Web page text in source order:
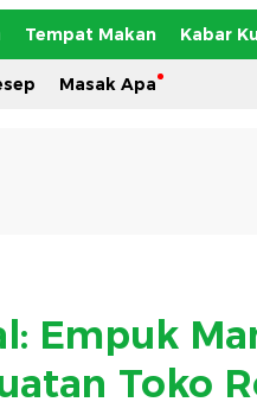
Tempat Makan Kabar
Masak Apa
Empuk
Toko